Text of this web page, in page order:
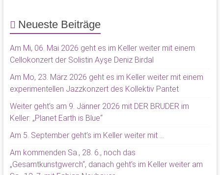
Neueste Beiträge
Am Mi, 06. Mai 2026 geht es im Keller weiter mit einem
Cellokonzert der Solistin Ayşe Deniz Birdal
Am Mo, 23. März 2026 geht es im Keller weiter mit einem
experimentellen Jazzkonzert des Kollektiv Pantet
Weiter geht’s am 9. Jänner 2026 mit DER BRUDER im
Keller: „Planet Earth is Blue“
Am 5. September geht’s im Keller weiter mit …
Am kommenden Sa., 28. 6., noch das
„Gesamtkunstgwerch“, danach geht’s im Keller weiter am